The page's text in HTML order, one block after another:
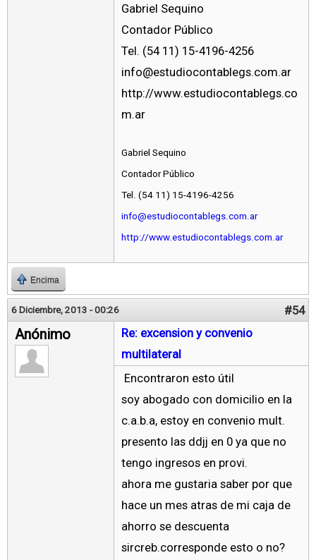
Gabriel Sequino
Contador Público
Tel. (54 11) 15-4196-4256
info@estudiocontablegs.com.ar
http://www.estudiocontablegs.co
m.ar
Gabriel Sequino
Contador Público
Tel. (54 11) 15-4196-4256
info@estudiocontablegs.com.ar
http://www.estudiocontablegs.com.ar
Encima
6 Diciembre, 2013 - 00:26 #54
Anónimo
Re: excension y convenio
multilateral
Encontraron esto útil
soy abogado con domicilio en la
c.a.b.a, estoy en convenio mult.
presento las ddjj en 0 ya que no
tengo ingresos en provi.
ahora me gustaria saber por que
hace un mes atras de mi caja de
ahorro se descuenta
sircreb.corresponde esto o no?